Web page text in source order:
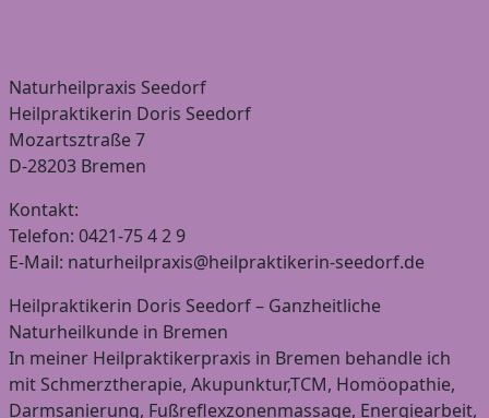
Naturheilpraxis Seedorf
Heilpraktikerin Doris Seedorf
Mozartsztraße 7
D-28203 Bremen
Kontakt:
Telefon: 0421-75 4 2 9
E-Mail: naturheilpraxis@heilpraktikerin-seedorf.de
Heilpraktikerin Doris Seedorf – Ganzheitliche
Naturheilkunde in Bremen
In meiner Heilpraktikerpraxis in Bremen behandle ich
mit Schmerztherapie, Akupunktur,TCM, Homöopathie,
Darmsanierung, Fußreflexzonenmassage, Energiearbeit,